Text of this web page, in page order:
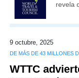
revela
9 octubre, 2025
DE MÁS DE 43 MILLONES
WTTC